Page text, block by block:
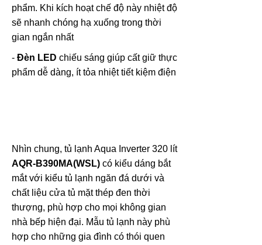
phẩm. Khi kích hoạt chế độ này nhiệt độ
sẽ nhanh chóng hạ xuống trong thời
gian ngắn nhất
- Đèn LED chiếu sáng giúp cất giữ thực
phẩm dễ dàng, ít tỏa nhiệt tiết kiệm điện
Nhìn chung, tủ lạnh Aqua Inverter 320 lít
AQR-B390MA(WSL) có kiểu dáng bắt
mắt với kiểu tủ lạnh ngăn đá dưới và
chất liệu cửa tủ mặt thép đen thời
thượng, phù hợp cho mọi không gian
nhà bếp hiện đại. Mẫu tủ lạnh này phù
hợp cho những gia đình có thói quen